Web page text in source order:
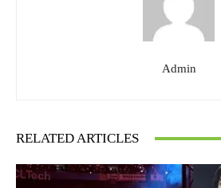
Admin
RELATED ARTICLES